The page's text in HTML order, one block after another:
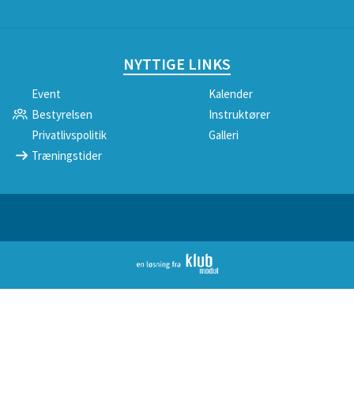
NYTTIGE LINKS
Event
Kalender
Bestyrelsen
Instruktører
Privatlivspolitik
Galleri
Træningstider